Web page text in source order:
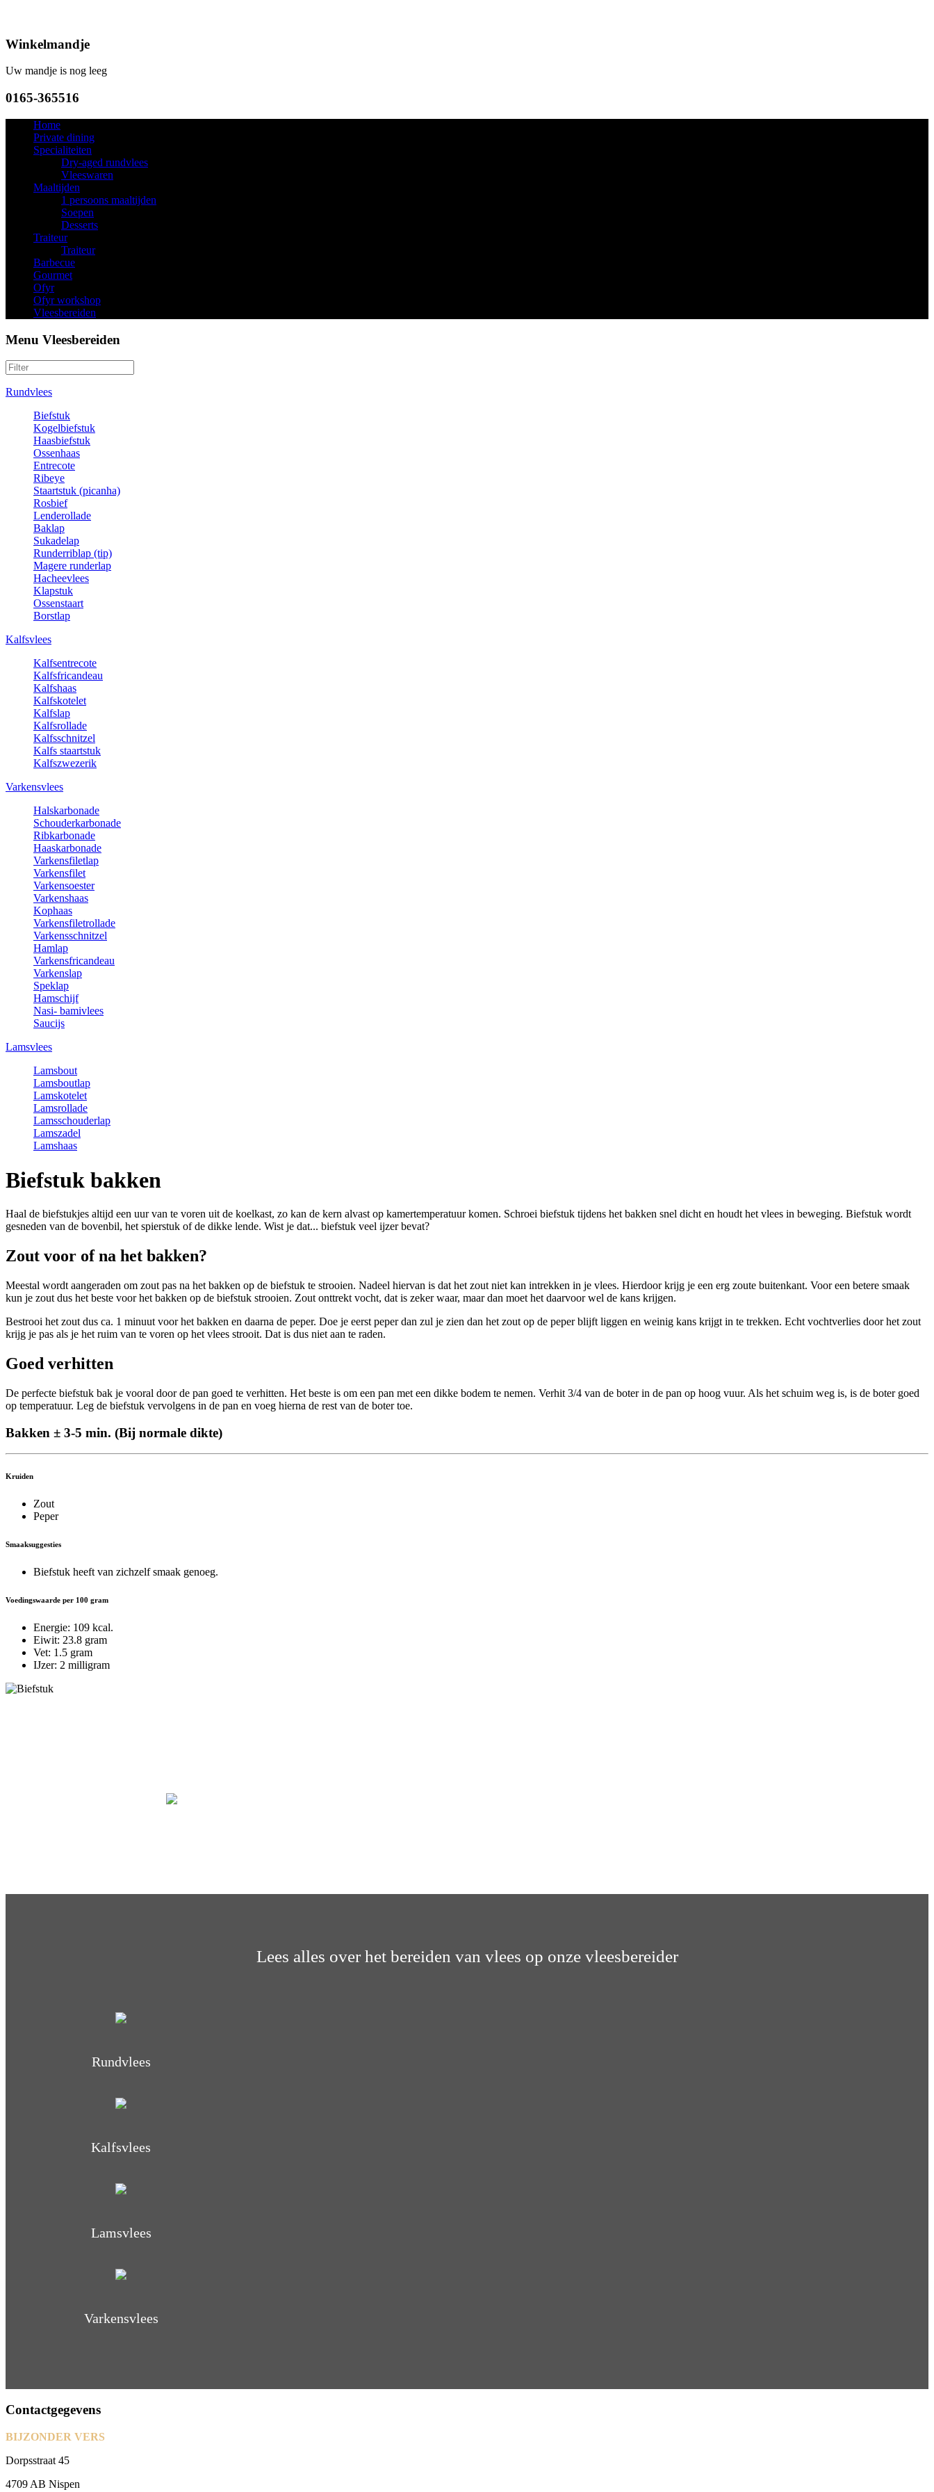
Winkelmandje
Uw mandje is nog leeg
0165-365516
Home
Private dining
Specialiteiten
Dry-aged rundvlees
Vleeswaren
Maaltijden
1 persoons maaltijden
Soepen
Desserts
Traiteur
Traiteur
Barbecue
Gourmet
Ofyr
Ofyr workshop
Vleesbereiden
Menu Vleesbereiden
Rundvlees
Biefstuk
Kogelbiefstuk
Haasbiefstuk
Ossenhaas
Entrecote
Ribeye
Staartstuk (picanha)
Rosbief
Lenderollade
Baklap
Sukadelap
Runderriblap (tip)
Magere runderlap
Hacheevlees
Klapstuk
Ossenstaart
Borstlap
Kalfsvlees
Kalfsentrecote
Kalfsfricandeau
Kalfshaas
Kalfskotelet
Kalfslap
Kalfsrollade
Kalfsschnitzel
Kalfs staartstuk
Kalfszwezerik
Varkensvlees
Halskarbonade
Schouderkarbonade
Ribkarbonade
Haaskarbonade
Varkensfiletlap
Varkensfilet
Varkensoester
Varkenshaas
Kophaas
Varkensfiletrollade
Varkensschnitzel
Hamlap
Varkensfricandeau
Varkenslap
Speklap
Hamschijf
Nasi- bamivlees
Saucijs
Lamsvlees
Lamsbout
Lamsboutlap
Lamskotelet
Lamsrollade
Lamsschouderlap
Lamszadel
Lamshaas
Biefstuk bakken
Haal de biefstukjes altijd een uur van te voren uit de koelkast, zo kan de kern alvast op kamertemperatuur komen. Schroei biefstuk tijdens het bakken snel dicht en houdt het vlees in beweging. Biefstuk wordt
gesneden van de bovenbil, het spierstuk of de dikke lende. Wist je dat... biefstuk veel ijzer bevat?
Zout voor of na het bakken?
Meestal wordt aangeraden om zout pas na het bakken op de biefstuk te strooien. Nadeel hiervan is dat het zout niet kan intrekken in je vlees. Hierdoor krijg je een erg zoute buitenkant. Voor een betere smaak
kun je zout dus het beste voor het bakken op de biefstuk strooien. Zout onttrekt vocht, dat is zeker waar, maar dan moet het daarvoor wel de kans krijgen.
Bestrooi het zout dus ca. 1 minuut voor het bakken en daarna de peper. Doe je eerst peper dan zul je zien dan het zout op de peper blijft liggen en weinig kans krijgt in te trekken. Echt vochtverlies door het zout
krijg je pas als je het ruim van te voren op het vlees strooit. Dat is dus niet aan te raden.
Goed verhitten
De perfecte biefstuk bak je vooral door de pan goed te verhitten. Het beste is om een pan met een dikke bodem te nemen. Verhit 3/4 van de boter in de pan op hoog vuur. Als het schuim weg is, is de boter goed
op temperatuur. Leg de biefstuk vervolgens in de pan en voeg hierna de rest van de boter toe.
Bakken ± 3-5 min. (Bij normale dikte)
Kruiden
Zout
Peper
Smaaksuggesties
Biefstuk heeft van zichzelf smaak genoeg.
Voedingswaarde per 100 gram
Energie: 109 kcal.
Eiwit: 23.8 gram
Vet: 1.5 gram
IJzer: 2 milligram
Lees alles over het bereiden van vlees op onze vleesbereider
Rundvlees
Kalfsvlees
Lamsvlees
Varkensvlees
Contactgegevens
BIJZONDER VERS
Dorpsstraat 45
4709 AB Nispen